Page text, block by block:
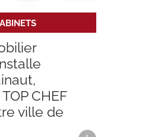
CHEF
ville de